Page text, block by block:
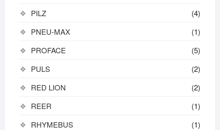
PILZ
(4)
PNEU-MAX
(1)
PROFACE
(5)
PULS
(2)
RED LION
(2)
REER
(1)
RHYMEBUS
(1)